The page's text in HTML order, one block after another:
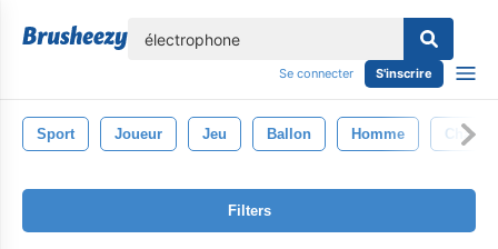
Se connecter S'inscrire
Sport Joueur Jeu Ballon Homme
Filters